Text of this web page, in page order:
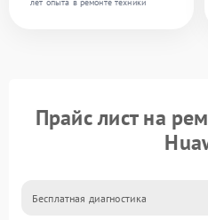
лет опыта в ремонте техники
Прайс лист на
Бесплатная диагностика